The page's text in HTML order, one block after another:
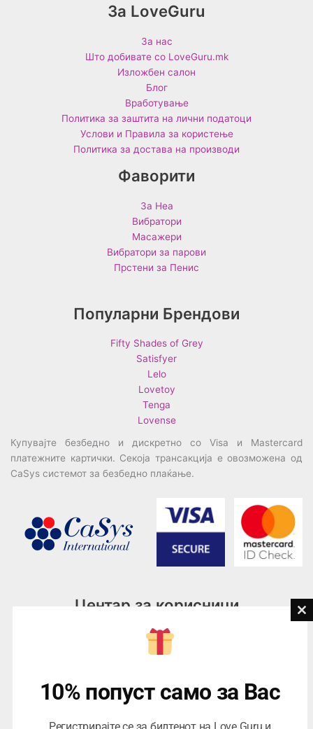
За LoveGuru
За нас
Што добивате со LoveGuru.mk
Изложбен салон
Блог
Вработување
Политика за заштита на лични податоци
Услови и Правила за користење
Политика за достава на производи
Фаворити
За Неа
Вибратори
Масажери
Вибратори за парови
Прстени за Пенис
Популарни Брендови
Fifty Shades of Grey
Satisfyer
Lelo
Lovetoy
Tenga
Lovense
Купувајте безбедно и дискретно со Visa и Mastercard
платежните картички. Секоја трансакција е овозможена од
CaSys системот за безбедно плаќање.
Центар за корисници
076945497; 076945498
contact@loveguru.mk
Саб – Нед: 10-18
10% попуст само за Вас